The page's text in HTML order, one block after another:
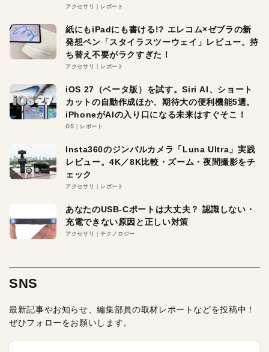
アクセサリ レポート
紙にもiPadにも書ける!? エレコム×ゼブラの新
発想ペン「スタイラスツーウェイ」レビュー。持
ち替え不要がラクすぎた！
アクセサリ レポート
iOS 27（ベータ版）を試す。Siri AI、ショート
カットの自動作成ほか、期待大の便利機能5選。
iPhoneがAIの入り口になる未来はすぐそこ！
OS レポート
Insta360のジンバルカメラ「Luna Ultra」実践
レビュー。4K／8K比較・ズーム・夜間撮影をチ
ェック
アクセサリ レポート
あなたのUSB-Cポートは大丈夫？ 認識しない・
充電できない原因と正しい対策
アクセサリ テクノロジー
SNS
最新記事やお知らせ、編集部員の取材レポートなどを投稿中！
ぜひフォローをお願いします。